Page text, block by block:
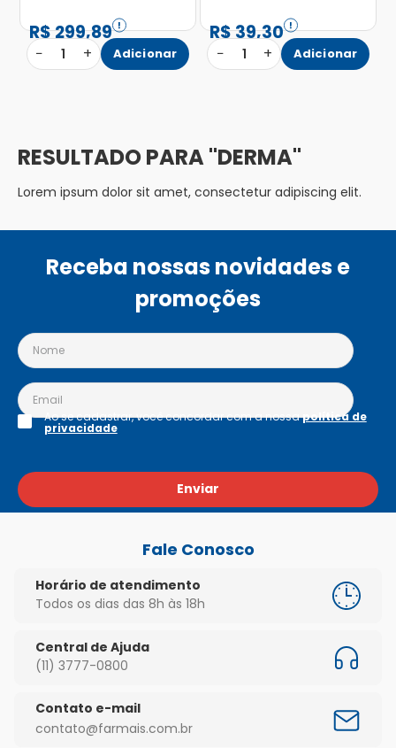
R$299,89
− 1 + Adicionar
R$39,30
− 1 + Adicionar
DERMA
Lorem ipsum dolor sit amet, consectetur adipiscing elit.
Receba nossas novidades e
promoções
Enviar
Ao se cadastrar, você concordar com a nossapolítica de
privacidade
Fale Conosco
Horário de atendimento
Todos os dias das 8h às 18h
Central de Ajuda
(11) 3777-0800
Contato e-mail
contato@farmais.com.br